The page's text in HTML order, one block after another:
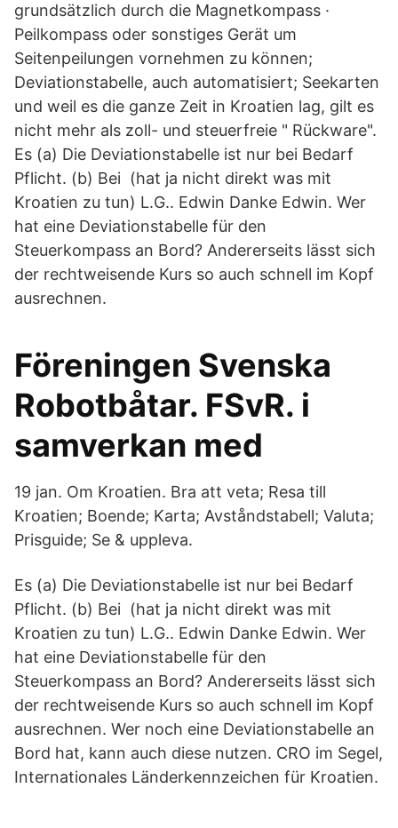
grundsätzlich durch die Magnetkompass ·
Peilkompass oder sonstiges Gerät um
Seitenpeilungen vornehmen zu können;
Deviationstabelle, auch automatisiert; Seekarten
und weil es die ganze Zeit in Kroatien lag, gilt es
nicht mehr als zoll- und steuerfreie " Rückware".
Es (a) Die Deviationstabelle ist nur bei Bedarf
Pflicht. (b) Bei (hat ja nicht direkt was mit
Kroatien zu tun) L.G.. Edwin Danke Edwin. Wer
hat eine Deviationstabelle für den
Steuerkompass an Bord? Andererseits lässt sich
der rechtweisende Kurs so auch schnell im Kopf
ausrechnen.
Föreningen Svenska
Robotbåtar. FSvR. i
samverkan med
19 jan. Om Kroatien. Bra att veta; Resa till
Kroatien; Boende; Karta; Avståndstabell; Valuta;
Prisguide; Se & uppleva.
Es (a) Die Deviationstabelle ist nur bei Bedarf
Pflicht. (b) Bei (hat ja nicht direkt was mit
Kroatien zu tun) L.G.. Edwin Danke Edwin. Wer
hat eine Deviationstabelle für den
Steuerkompass an Bord? Andererseits lässt sich
der rechtweisende Kurs so auch schnell im Kopf
ausrechnen. Wer noch eine Deviationstabelle an
Bord hat, kann auch diese nutzen. CRO im Segel,
Internationales Länderkennzeichen für Kroatien.